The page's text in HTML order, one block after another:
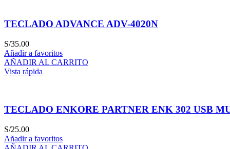
TECLADO ADVANCE ADV-4020N
S/35.00
Añadir a favoritos
AÑADIR AL CARRITO
Vista rápida
TECLADO ENKORE PARTNER ENK 302 USB
S/25.00
Añadir a favoritos